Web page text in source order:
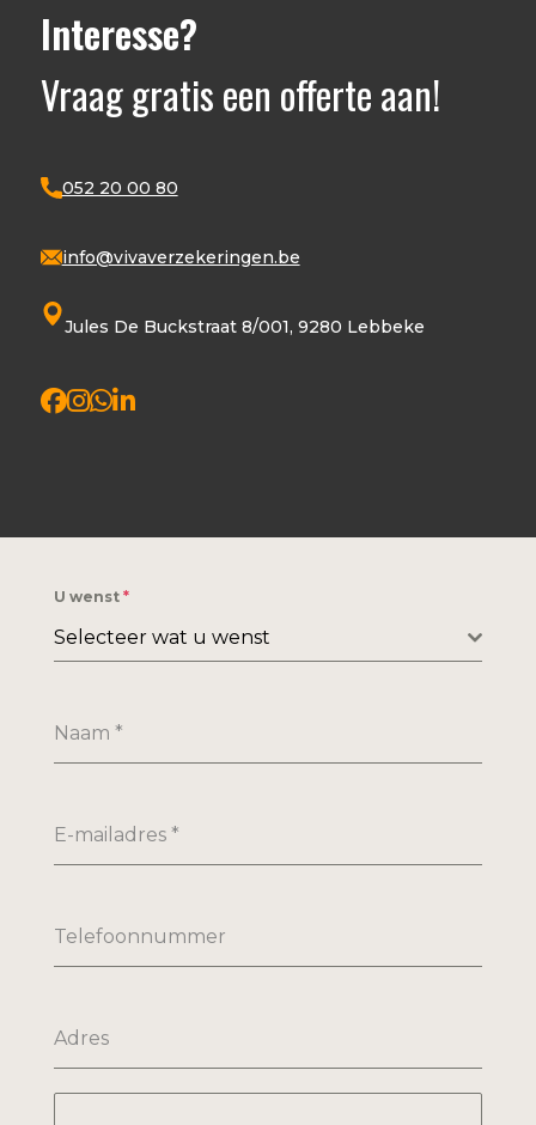
Interesse?
Vraag gratis een offerte aan!
052 20 00 80
info@vivaverzekeringen.be
Jules De Buckstraat 8/001, 9280 Lebbeke
U wenst *
Selecteer wat u wenst
Naam *
E-mailadres *
Telefoonnummer
Adres